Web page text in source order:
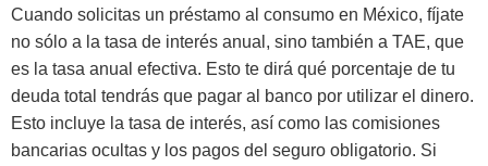
Cuando solicitas un préstamo al consumo en México, fíjate
no sólo a la tasa de interés anual, sino también a TAE, que
es la tasa anual efectiva. Esto te dirá qué porcentaje de tu
deuda total tendrás que pagar al banco por utilizar el dinero.
Esto incluye la tasa de interés, así como las comisiones
bancarias ocultas y los pagos del seguro obligatorio. Si